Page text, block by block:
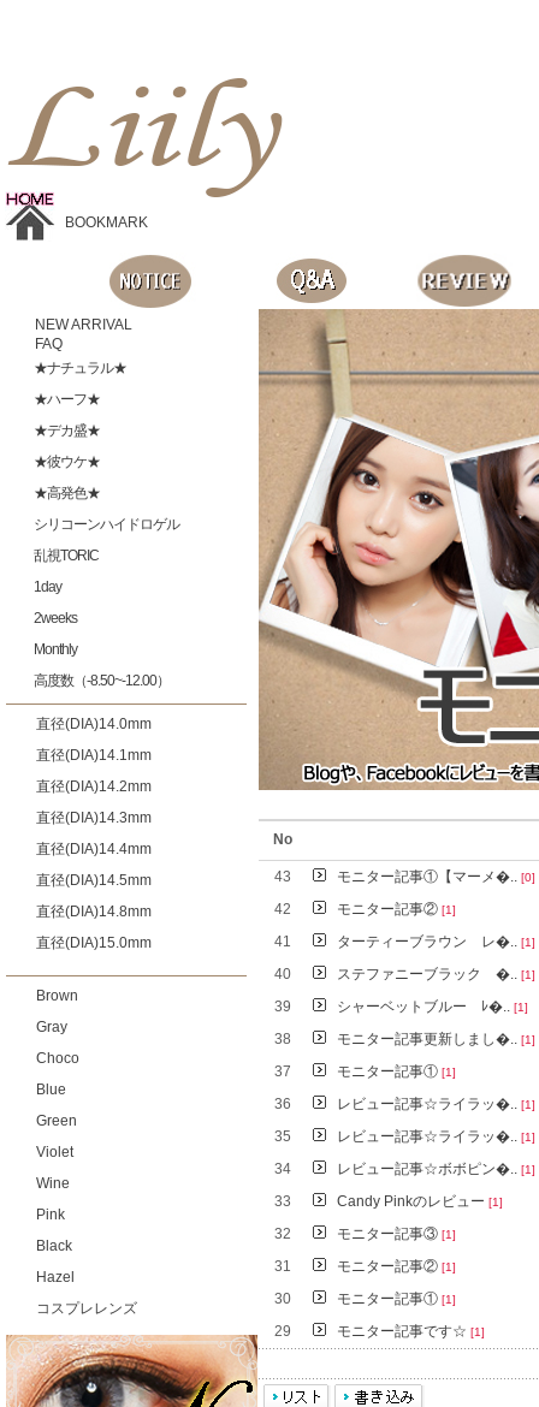
BOOKMARK
NEW ARRIVAL
FAQ
★ナチュラル★
★ハーフ★
★デカ盛★
★彼ウケ★
★高発色★
シリコーンハイドロゲル
乱視TORIC
1day
2weeks
Monthly
高度数（-8.50~-12.00）
直径(DIA)14.0mm
直径(DIA)14.1mm
直径(DIA)14.2mm
直径(DIA)14.3mm
直径(DIA)14.4mm
直径(DIA)14.5mm
直径(DIA)14.8mm
直径(DIA)15.0mm
Brown
Gray
Choco
Blue
Green
Violet
Wine
Pink
Black
Hazel
コスプレレンズ
No
43 モニター記事①【マーメ�.. [0]
42 モニター記事② [1]
41 ターティーブラウン レ�.. [1]
40 ステファニーブラック �.. [1]
39 シャーベットブルー ﾚ�.. [1]
38 モニター記事更新しまし�.. [1]
37 モニター記事① [1]
36 レビュー記事☆ライラッ�.. [1]
35 レビュー記事☆ライラッ�.. [1]
34 レビュー記事☆ボボピン�.. [1]
33 Candy Pinkのレビュー [1]
32 モニター記事③ [1]
31 モニター記事② [1]
30 モニター記事① [1]
29 モニター記事です☆ [1]